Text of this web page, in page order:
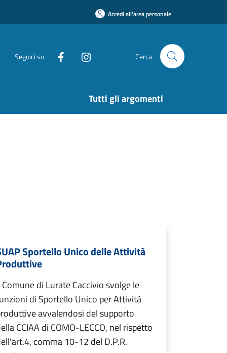
Accedi all'area personale
Seguici su Cerca
Tutti gli argomenti
Sportello Unico delle Attività
Comune di Lurate Caccivio svolge le
di Sportello Unico per Attività
avvalendosi del supporto
CCIAA di COMO-LECCO, nel rispetto
comma 10-12 del D.P.R.